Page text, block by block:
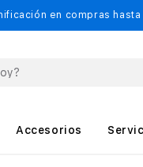
en compras hasta
Accesorios